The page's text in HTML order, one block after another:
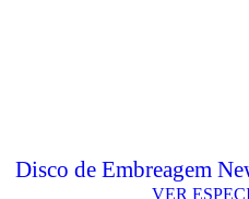
Disco de Embreagem
VER